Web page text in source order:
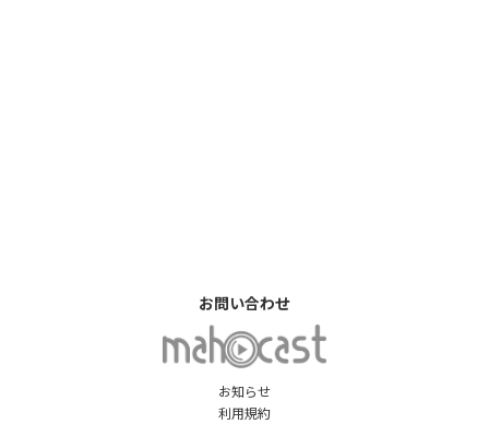
お知らせ
利用規約
お問い合わせ